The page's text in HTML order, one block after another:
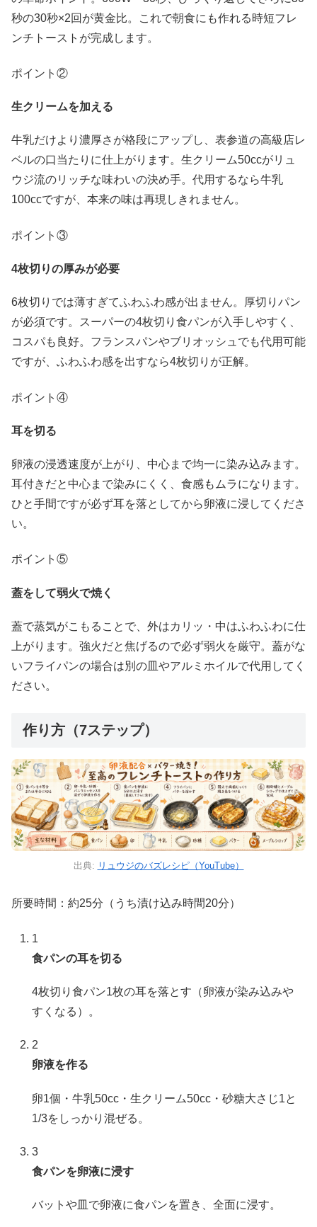
秒の30秒×2回が黄金比。これで朝食にも作れる時短フレ
ンチトーストが完成します。
ポイント②
生クリームを加える
牛乳だけより濃厚さが格段にアップし、表参道の高級店レ
ベルの口当たりに仕上がります。生クリーム50ccがリュ
ウジ流のリッチな味わいの決め手。代用するなら牛乳
100ccですが、本来の味は再現しきれません。
ポイント③
4枚切りの厚みが必要
6枚切りでは薄すぎてふわふわ感が出ません。厚切りパン
が必須です。スーパーの4枚切り食パンが入手しやすく、
コスパも良好。フランスパンやブリオッシュでも代用可能
ですが、ふわふわ感を出すなら4枚切りが正解。
ポイント④
耳を切る
卵液の浸透速度が上がり、中心まで均一に染み込みます。
耳付きだと中心まで染みにくく、食感もムラになります。
ひと手間ですが必ず耳を落としてから卵液に浸してくださ
い。
ポイント⑤
蓋をして弱火で焼く
蓋で蒸気がこもることで、外はカリッ・中はふわふわに仕
上がります。強火だと焦げるので必ず弱火を厳守。蓋がな
いフライパンの場合は別の皿やアルミホイルで代用してく
ださい。
作り方（7ステップ）
出典: リュウジのバズレシピ（YouTube）
所要時間：約25分（うち漬け込み時間20分）
1
食パンの耳を切る
4枚切り食パン1枚の耳を落とす（卵液が染み込みや
すくなる）。
2
卵液を作る
卵1個・牛乳50cc・生クリーム50cc・砂糖大さじ1と
1/3をしっかり混ぜる。
3
食パンを卵液に浸す
バットや皿で卵液に食パンを置き、全面に浸す。